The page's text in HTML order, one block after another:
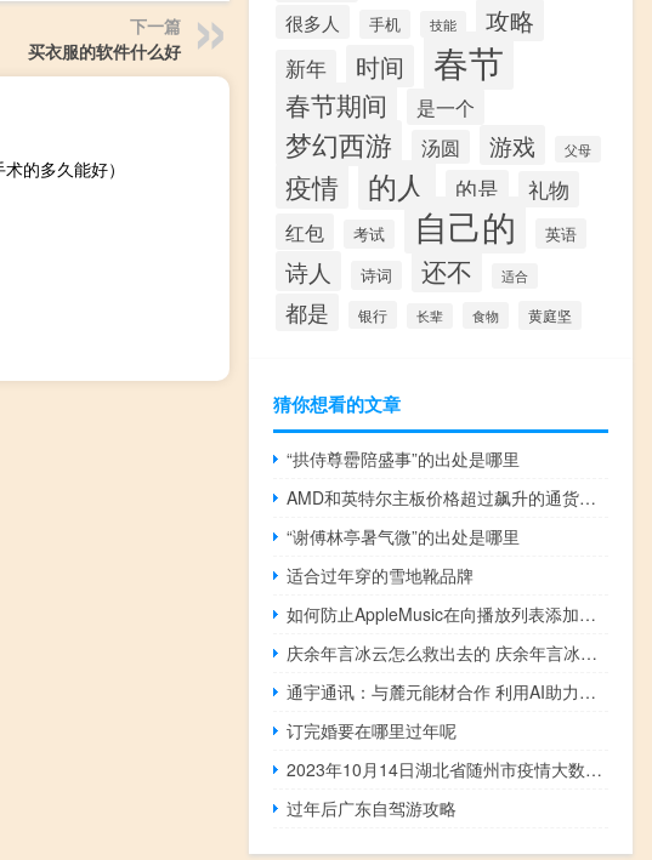
下一篇
买衣服的软件什么好
的多久能好）
很多人 手机 技能 攻略
新年 时间 春节
春节期间 是一个
梦幻西游 汤圆 游戏 父母
疫情 的人 的是
礼物
红包
考试 自己的 英语
诗人 诗词 还不 适合
都是 银行 长辈 食物 黄庭坚
猜你想看的文章
“拱侍尊罍陪盛事”的出处是哪里
AMD和英特尔主板价格超过飙升的通货膨胀率 平均售价增长35-40%
“谢傅林亭暑气微”的出处是哪里
适合过年穿的雪地靴品牌
如何防止AppleMusic在向播放列表添加歌曲时向媒体库添加歌曲
庆余年言冰云怎么救出去的 庆余年言冰云人物解读
通宇通讯：与麓元能材合作 利用AI助力虚拟电厂业务发展
订完婚要在哪里过年呢
2023年10月14日湖北省随州市疫情大数据-今日/今天疫情全网搜索最新实时消息动态情况通知播报
过年后广东自驾游攻略